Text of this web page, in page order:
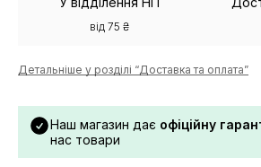
від 75 ₴
Детальніше у розділі “Доставка та оплата”
Наш магазин дає офіційну
нас товари